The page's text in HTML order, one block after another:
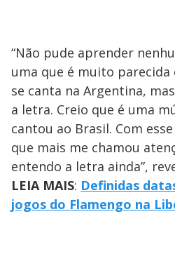
“Não pude aprender
uma que é muito parecida
se canta na Argentina,
a letra. Creio que é uma
cantou ao Brasil. Com
que mais me chamou
entendo a letra ainda”,
LEIA MAIS: Definidas
jogos do Flamengo na